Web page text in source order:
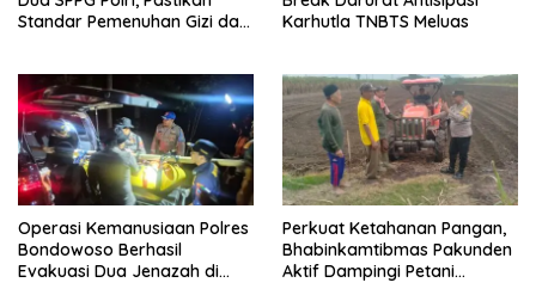
Standar Pemenuhan Gizi dan
Karhutla TNBTS Meluas
Operasi Kemanusiaan Polres
Bondowoso Berhasil
Evakuasi Dua Jenazah di
Perkuat Ketahanan Pangan,
Bhabinkamtibmas Pakunden
Aktif Dampingi Petani